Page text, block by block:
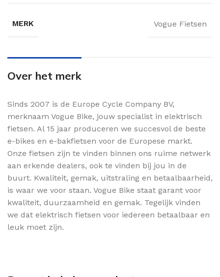
MERK Vogue Fietsen
Over het merk
Sinds 2007 is de Europe Cycle Company BV,
merknaam Vogue Bike, jouw specialist in elektrisch
fietsen. Al 15 jaar produceren we succesvol de beste
e-bikes en e-bakfietsen voor de Europese markt.
Onze fietsen zijn te vinden binnen ons ruime netwerk
aan erkende dealers, ook te vinden bij jou in de
buurt. Kwaliteit, gemak, uitstraling en betaalbaarheid,
is waar we voor staan. Vogue Bike staat garant voor
kwaliteit, duurzaamheid en gemak. Tegelijk vinden
we dat elektrisch fietsen voor iedereen betaalbaar en
leuk moet zijn.